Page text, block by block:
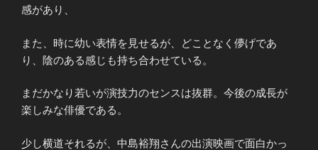
感があり、
また、時に幼い表情を見せるが、どことなく儚げであ
り、陰のある感じも持ち合わせている。
まだかなり若いが演技力のセンスは抜群。今後の成長が
楽しみな俳優である。
少し横道それるが、中島裕翔さんの出演映画で面白かっ